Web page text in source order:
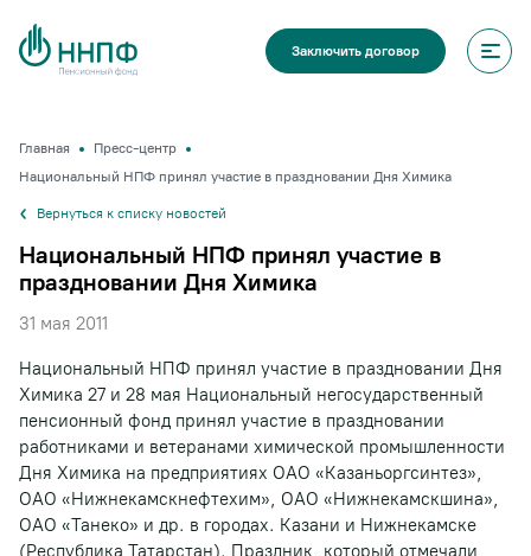
Заключить договор
Главная
Пресс-центр
Национальный НПФ принял участие в праздновании Дня Химика
Вернуться к списку новостей
Национальный НПФ принял участие в
праздновании Дня Химика
31 мая 2011
Национальный НПФ принял участие в праздновании Дня
Химика 27 и 28 мая Национальный негосударственный
пенсионный фонд принял участие в праздновании
работниками и ветеранами химической промышленности
Дня Химика на предприятиях ОАО «Казаньоргсинтез»,
ОАО «Нижнекамскнефтехим», ОАО «Нижнекамскшина»,
ОАО «Танеко» и др. в городах. Казани и Нижнекамске
(Республика Татарстан). Праздник, который отмечали